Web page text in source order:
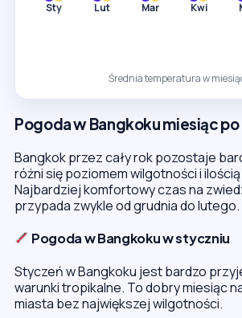
Sty Lut Mar Kwi
Średnia temperatura w
Pogoda w Bangkoku miesiąc
Bangkok przez cały rok pozostaje
różni się poziomem wilgotności i
Najbardziej komfortowy czas na
przypada zwykle od grudnia do lutego.
Pogoda w Bangkoku w styczniu
Styczeń w Bangkoku jest bardzo
warunki tropikalne. To dobry miesiąc
miasta bez największej wilgotności.